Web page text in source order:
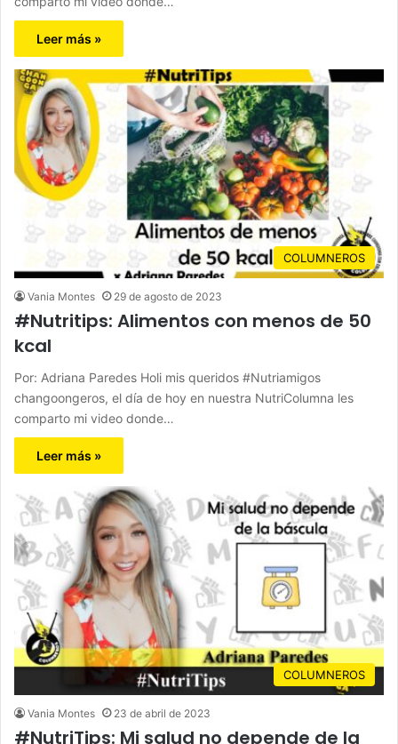
Leer más »
COLUMNEROS
Vania Montes 29 de agosto de 2023
#Nutritips: Alimentos con menos de 50
kcal
Por: Adriana Paredes Holi mis queridos #Nutriamigos
changoongeros, el día de hoy en nuestra NutriColumna les
comparto mi video donde…
Leer más »
COLUMNEROS
Vania Montes 23 de abril de 2023
#NutriTips: Mi salud no depende de la